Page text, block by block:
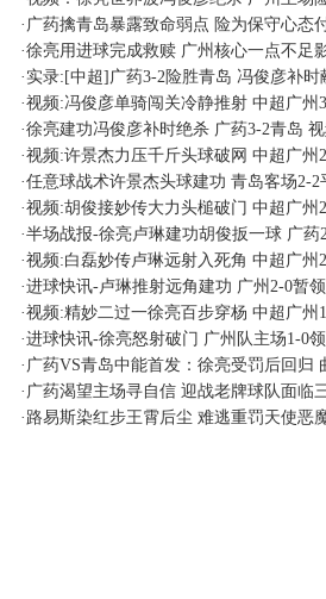
· 广药擒青岛暴露致命弱点 险为保守心态
·徐亮用进球完成救赎 广州核心一点不足
· 实录:[中超]广药3-2险胜青岛 冯俊彦补时
·视频:冯俊彦单骑闯关冷静推射 中超广州
·徐亮建功冯俊彦补时绝杀 广药3-2青岛
·视频:许景杰力压千斤头球破网 中超广州
·任意球战术许景杰头球建功 青岛客场2-2
·视频:胡俊接妙传大力头槌破门 中超广州
·半场战报-徐亮卢琳建功胡俊扳一球 广药
·视频:白磊妙传卢琳远射入死角 中超广州
·进球快讯-卢琳推射远角建功 广州2-0暂
·视频:精妙二过一徐亮百步穿杨 中超广州
·进球快讯-徐亮怒射破门 广州队主场1-0
· 广药VS青岛中能首发：徐亮受罚后回归
· 广药渴望主场寻自信 迎战老牌球队面临
· 路易斯染红步王霄后尘 难逃重罚天使恶